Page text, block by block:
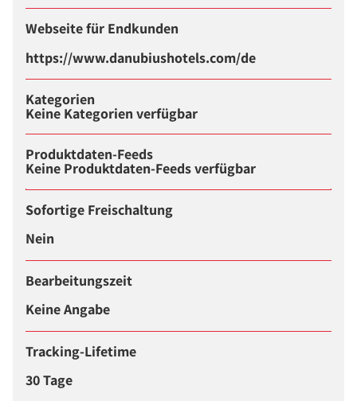
Webseite für Endkunden
https://www.danubiushotels.com/de
Kategorien
Keine Kategorien verfügbar
Produktdaten-Feeds
Keine Produktdaten-Feeds verfügbar
Sofortige Freischaltung
Nein
Bearbeitungszeit
Keine Angabe
Tracking-Lifetime
30 Tage